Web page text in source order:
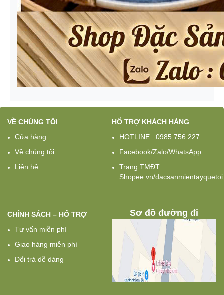
VỀ CHÚNG TÔI
Cửa hàng
Về chúng tôi
Liên hệ
HỔ TRỢ KHÁCH HÀNG
HOTLINE : 0985.756.227
Facebook/Zalo/WhatsApp
Trang TMĐT
Shopee.vn/dacsanmientayquetoi
CHÍNH SÁCH – HỔ TRỢ
Tư vấn miễn phí
Giao hàng miễn phí
Đổi trả dễ dàng
Sơ đồ đường đi